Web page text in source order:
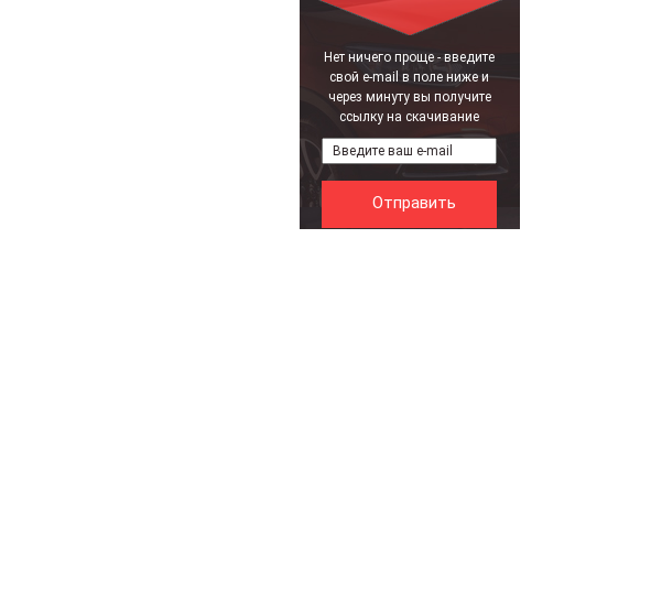
Нет ничего проще - введите
свой e-mail в поле ниже и
через минуту вы получите
ссылку на скачивание